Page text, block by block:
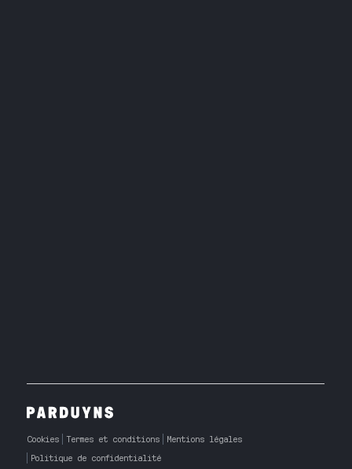
Cookies Termes et conditions
Mentions légales
Politique de confidentialité